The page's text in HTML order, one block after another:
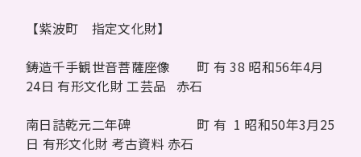
【紫波町 指定文化財】
鋳造千手観世音菩薩座像 町 有 38 昭和56年4月
24日 有形文化財 工芸品 赤石
南日詰乾元二年碑 町 有 1 昭和50年3月25
日 有形文化財 考古資料 赤石